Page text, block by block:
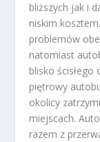
bliższych jak i
niskim
problemów
natomiast
blisko
piętrowy
okolicy
miejscach.
razem z